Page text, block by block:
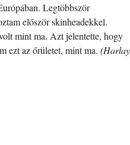
Legtöbbször
először skinheadekkel.
mint ma. Azt jelentette, hogy
ezt az őrületet, mint ma. (Harlay